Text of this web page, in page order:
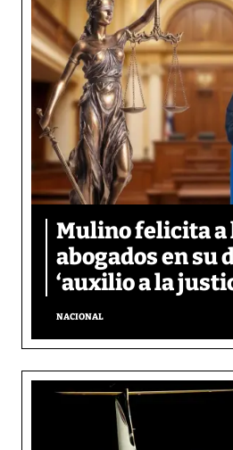
Mulino felicita a
abogados en su
‘auxilio a la
NACIONAL